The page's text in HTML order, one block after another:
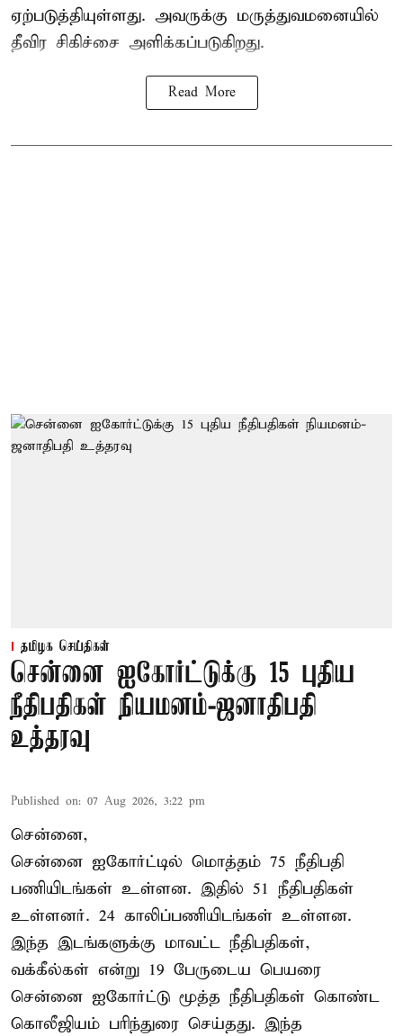
ஏற்படுத்தியுள்ளது. அவருக்கு மருத்துவமனையில்
தீவிர சிகிச்சை அளிக்கப்படுகிறது.
Read More
தமிழக செய்திகள்
சென்னை ஐகோர்ட்டுக்கு 15 புதிய
நீதிபதிகள் நியமனம்-ஜனாதிபதி
உத்தரவு
Published on: 07 Aug 2026, 3:22 pm
சென்னை,
சென்னை ஐகோர்ட்டில் மொத்தம் 75 நீதிபதி
பணியிடங்கள் உள்ளன. இதில் 51 நீதிபதிகள்
உள்ளனர். 24 காலிப்பணியிடங்கள் உள்ளன.
இந்த இடங்களுக்கு மாவட்ட நீதிபதிகள்,
வக்கீல்கள் என்று 19 பேருடைய பெயரை
சென்னை ஐகோர்ட்டு மூத்த நீதிபதிகள் கொண்ட
கொலீஜியம் பரிந்துரை செய்தது. இந்த